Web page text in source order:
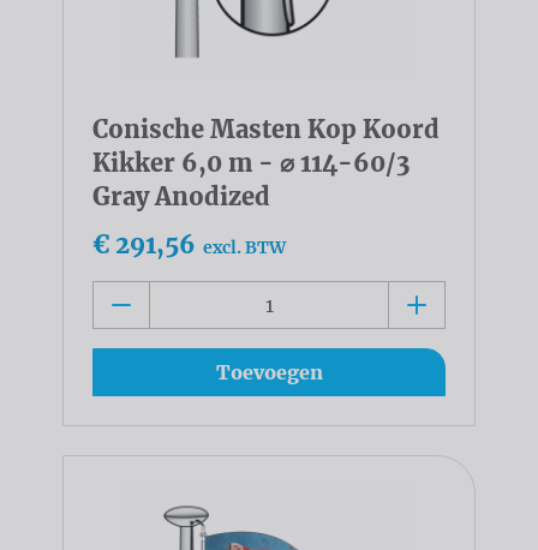
Conische Masten Kop Koord
Kikker 6,0 m - ⌀ 114-60/3
Gray Anodized
€ 291,56 excl. BTW
Toevoegen